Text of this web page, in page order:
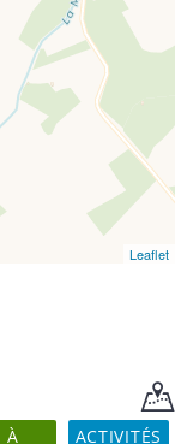
Leaflet
À
ACTIVITÉS